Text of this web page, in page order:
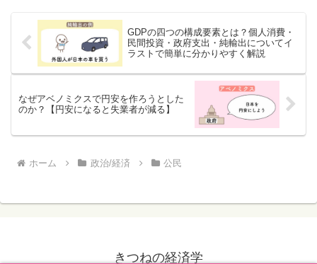
GDPの四つの構成要素とは？個人消費・
民間投資・政府支出・純輸出についてイ
ラストで簡単に分かりやすく解説
なぜアベノミクスで円安を作ろうとした
のか？【円安になると失業者が減る】
ホーム 政治/経済 公民
きつねの経済学